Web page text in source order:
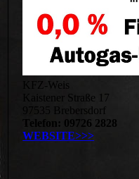
KFZ-Weis
Kaistener Straße 17
97535 Brebersdorf
Telefon: 09726 2828
WEBSITE>>>